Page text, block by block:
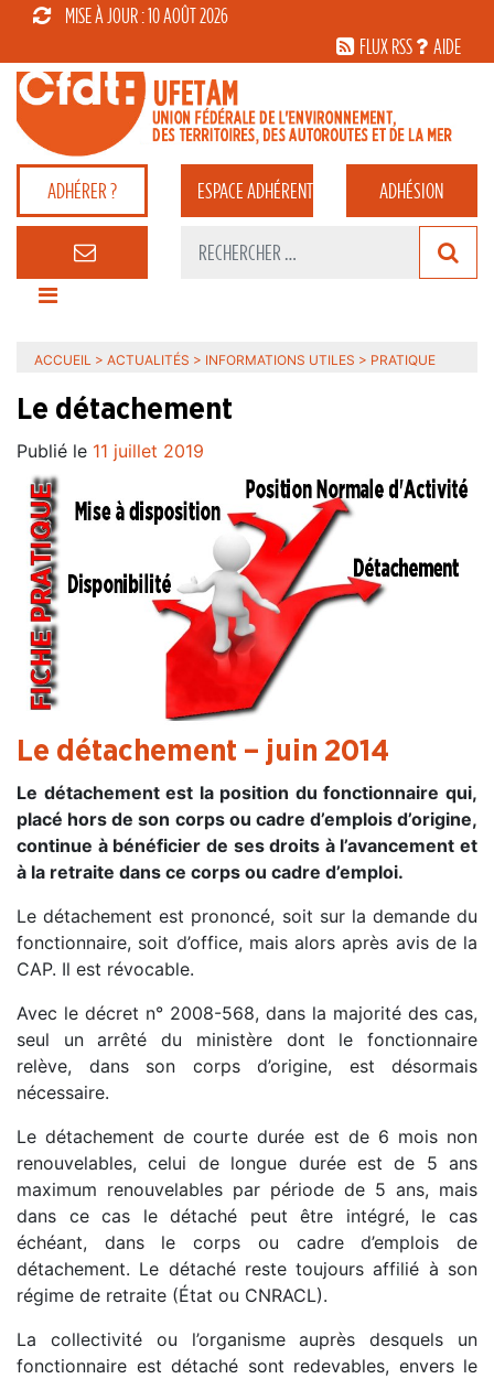
MISE À JOUR : 10 AOÛT 2026
FLUX RSS
AIDE
ADHÉRER ? ESPACEADHÉRENT ADHÉSION
ACCUEIL > ACTUALITÉS > INFORMATIONS UTILES > PRATIQUE
Le détachement
Publié le 11 juillet 2019
Le détachement – juin 2014
Le détachement est la position du fonctionnaire qui,
placé hors de son corps ou cadre d’emplois d’origine,
continue à bénéficier de ses droits à l’avancement et
à la retraite dans ce corps ou cadre d’emploi.
Le détachement est prononcé, soit sur la demande du
fonctionnaire, soit d’office, mais alors après avis de la
CAP. Il est révocable.
Avec le décret n° 2008-568, dans la majorité des cas,
seul un arrêté du ministère dont le fonctionnaire
relève, dans son corps d’origine, est désormais
nécessaire.
Le détachement de courte durée est de 6 mois non
renouvelables, celui de longue durée est de 5 ans
maximum renouvelables par période de 5 ans, mais
dans ce cas le détaché peut être intégré, le cas
échéant, dans le corps ou cadre d’emplois de
détachement. Le détaché reste toujours affilié à son
régime de retraite (État ou CNRACL).
La collectivité ou l’organisme auprès desquels un
fonctionnaire est détaché sont redevables, envers le